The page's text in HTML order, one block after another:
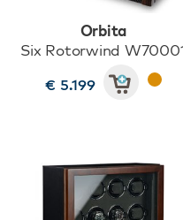
Orbita
Six Rotorwind
€ 5.199